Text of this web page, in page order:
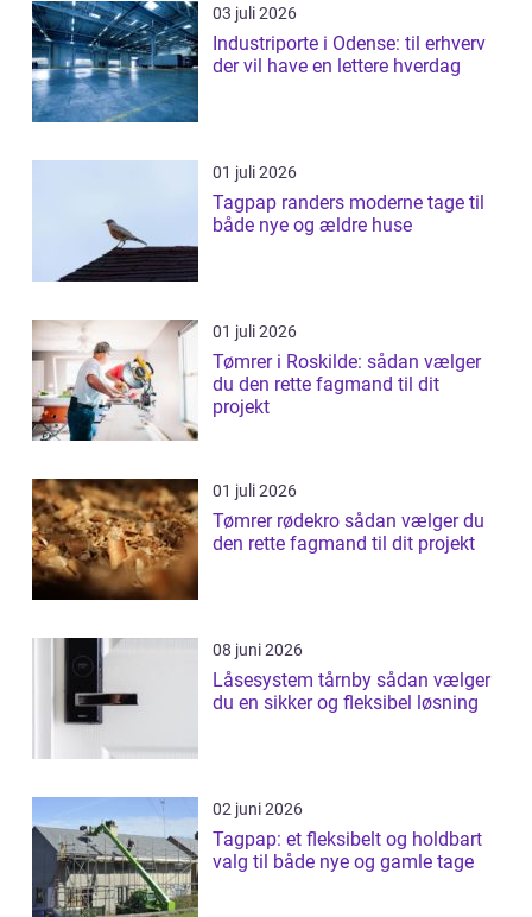
03 juli 2026
Industriporte i Odense: til erhverv
der vil have en lettere hverdag
01 juli 2026
Tagpap randers moderne tage til
både nye og ældre huse
01 juli 2026
Tømrer i Roskilde: sådan vælger
du den rette fagmand til dit
projekt
01 juli 2026
Tømrer rødekro sådan vælger du
den rette fagmand til dit projekt
08 juni 2026
Låsesystem tårnby sådan vælger
du en sikker og fleksibel løsning
02 juni 2026
Tagpap: et fleksibelt og holdbart
valg til både nye og gamle tage